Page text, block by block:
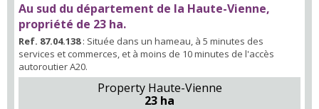
Au sud du département de la Haute-Vienne,
propriété de 23 ha.
Ref. 87.04.138: Située dans un hameau, à 5 minutes des
services et commerces, et à moins de 10 minutes de l'accès
autoroutier A20.
Property Haute-Vienne
23 ha